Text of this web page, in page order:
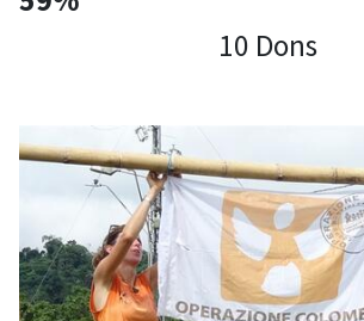
10 Dons